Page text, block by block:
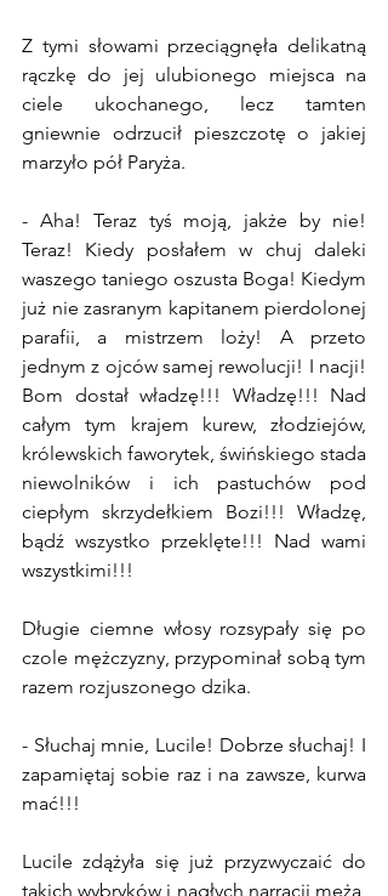
Z tymi słowami przeciągnęła delikatną
rączkę do jej ulubionego miejsca na
ciele ukochanego, lecz tamten
gniewnie odrzucił pieszczotę o jakiej
marzyło pół Paryża.
- Aha! Teraz tyś moją, jakże by nie!
Teraz! Kiedy posłałem w chuj daleki
waszego taniego oszusta Boga! Kiedym
już nie zasranym kapitanem pierdolonej
parafii, a mistrzem loży! A przeto
jednym z ojców samej rewolucji! I nacji!
Bom dostał władzę!!! Władzę!!! Nad
całym tym krajem kurew, złodziejów,
królewskich faworytek, świńskiego stada
niewolników i ich pastuchów pod
ciepłym skrzydełkiem Bozi!!! Władzę,
bądź wszystko przeklęte!!! Nad wami
wszystkimi!!!
Długie ciemne włosy rozsypały się po
czole mężczyzny, przypominał sobą tym
razem rozjuszonego dzika.
- Słuchaj mnie, Lucile! Dobrze słuchaj! I
zapamiętaj sobie raz i na zawsze, kurwa
mać!!!
Lucile zdążyła się już przyzwyczaić do
takich wybryków i nagłych narracji męża,